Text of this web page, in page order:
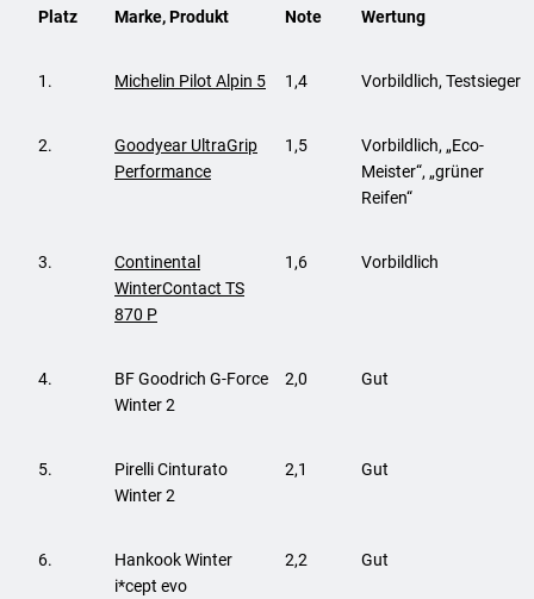
Platz Marke, Produkt Note Wertung
1. Michelin Pilot Alpin 5 1,4 Vorbildlich, Testsieger
2.
Goodyear UltraGrip
Performance
1,5
Vorbildlich, „Eco-
Meister“, „grüner
Reifen“
3.
Continental
WinterContact TS
870 P
1,6 Vorbildlich
4.
BF Goodrich G-Force
Winter 2
2,0 Gut
5.
Pirelli Cinturato
Winter 2
2,1 Gut
6.
Hankook Winter
i*cept evo
2,2 Gut